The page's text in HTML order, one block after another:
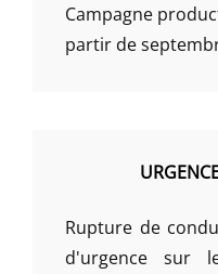
Campagne
partir de
Rupture de
d'urgence sur